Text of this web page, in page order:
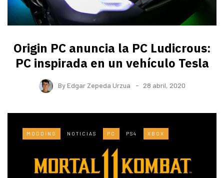
Origin PC anuncia la PC Ludicrous:
PC inspirada en un vehículo Tesla
ByEdgar Zepeda Urzua 28 abril, 2020
MODDING NOTICIAS PC PS4 XBOX